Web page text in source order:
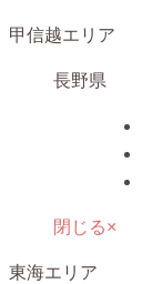
甲信越エリア
長野県
閉じる×
東海エリア